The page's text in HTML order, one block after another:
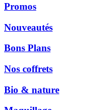
Promos
Nouveautés
Bons Plans
Nos coffrets
Bio & nature